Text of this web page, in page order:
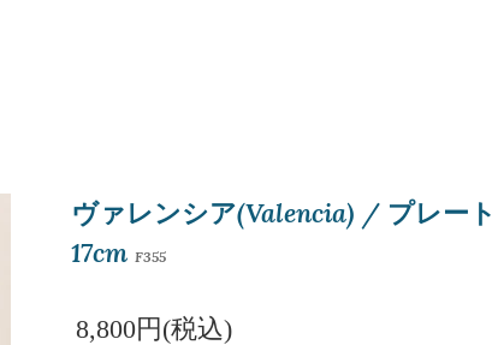
ヴァレンシア(Valencia) / プレート
17cm F355
8,800円(税込)